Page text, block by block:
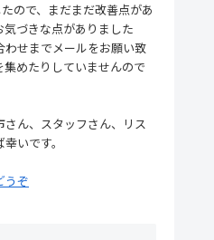
ので、まだまだ改善点があ
づきな点がありました
わせまでメールをお願い致
めたりしていませんので
ん、スタッフさん、リス
いです。
うぞ